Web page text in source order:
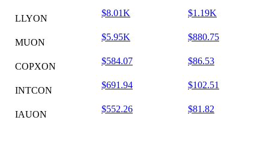
LLYON
$8.01K $1.19K
MUON
$5.95K $880.75
COPXON
$584.07 $86.53
INTCON
$691.94 $102.51
IAUON
$552.26 $81.82